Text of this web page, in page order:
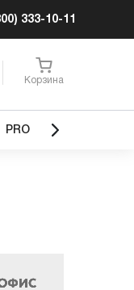
333-10-11
Корзина
PRO